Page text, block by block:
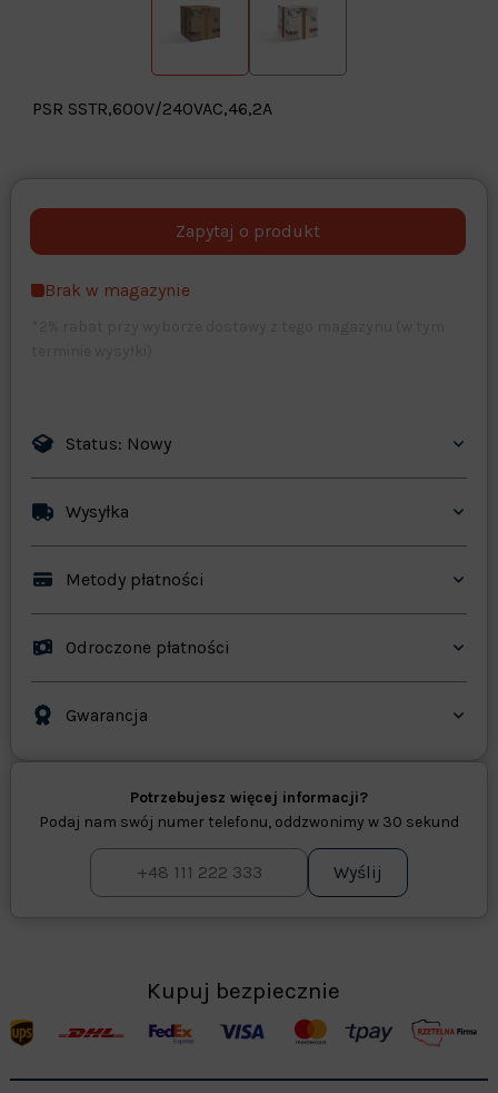
PSR SSTR,600V/240VAC,46,2A
opcjonalne Maks. 250 znaków
Brak w magazynie
Status: Nowy
Wysyłka
Metody płatności
Odroczone płatności
Gwarancja
Potrzebujesz więcej informacji?
Podaj nam swój numer telefonu, oddzwonimy w 30 sekund
Wyślij
Kupuj bezpiecznie